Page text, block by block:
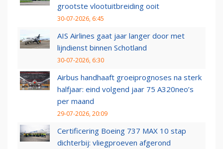
grootste vlootuitbreiding ooit
30-07-2026, 6:45
AIS Airlines gaat jaar langer door met
lijndienst binnen Schotland
30-07-2026, 6:30
Airbus handhaaft groeiprognoses na sterk
halfjaar: eind volgend jaar 75 A320neo’s
per maand
29-07-2026, 20:09
Certificering Boeing 737 MAX 10 stap
dichterbij: vliegproeven afgerond